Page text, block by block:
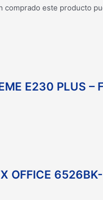
comprado este producto
E230 PLUS –
OFFICE